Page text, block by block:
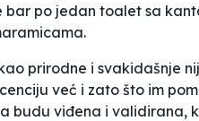
bar po jedan toalet sa
prirodne i svakidašnje
već i zato što im
budu viđena i validirana,